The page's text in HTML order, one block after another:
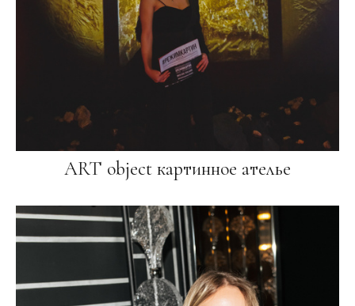
ART object картинное ателье